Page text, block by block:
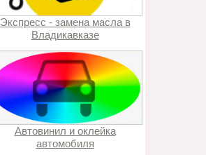
Экспресс - замена масла в
Владикавказе
Автовинил и оклейка
автомобиля